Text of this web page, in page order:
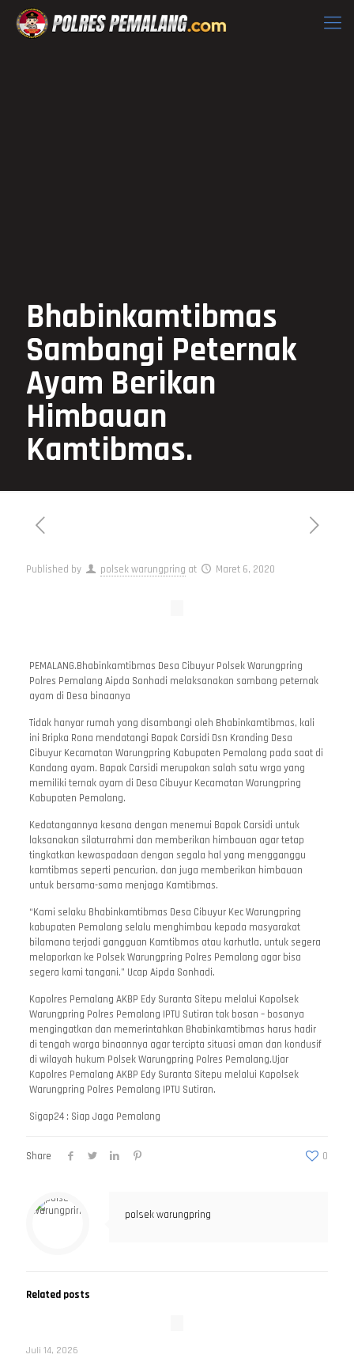
Bhabinkamtibmas
Sambangi Peternak
Ayam Berikan
Himbauan
Kamtibmas.
Published by polsek warungpring at Maret 6, 2020
PEMALANG.Bhabinkamtibmas Desa Cibuyur Polsek Warungpring
Polres Pemalang Aipda Sonhadi melaksanakan sambang peternak
ayam di Desa binaanya
Tidak hanyar rumah yang disambangi oleh Bhabinkamtibmas, kali
ini Bripka Rona mendatangi Bapak Carsidi Dsn Kranding Desa
Cibuyur Kecamatan Warungpring Kabupaten Pemalang pada saat di
Kandang ayam. Bapak Carsidi merupakan salah satu wrga yang
memiliki ternak ayam di Desa Cibuyur Kecamatan Warungpring
Kabupaten Pemalang.
Kedatangannya kesana dengan menemui Bapak Carsidi untuk
laksanakan silaturrahmi dan memberikan himbauan agar tetap
tingkatkan kewaspadaan dengan segala hal yang mengganggu
kamtibmas seperti pencurian, dan juga memberikan himbauan
untuk bersama-sama menjaga Kamtibmas.
“Kami selaku Bhabinkamtibmas Desa Cibuyur Kec Warungpring
kabupaten Pemalang selalu menghimbau kepada masyarakat
bilamana terjadi gangguan Kamtibmas atau karhutla, untuk segera
melaporkan ke Polsek Warungpring Polres Pemalang agar bisa
segera kami tangani.” Ucap Aipda Sonhadi.
Kapolres Pemalang AKBP Edy Suranta Sitepu melalui Kapolsek
Warungpring Polres Pemalang IPTU Sutiran tak bosan – bosanya
mengingatkan dan memerintahkan Bhabinkamtibmas harus hadir
di tengah warga binaannya agar tercipta situasi aman dan kondusif
di wilayah hukum Polsek Warungpring Polres Pemalang.Ujar
Kapolres Pemalang AKBP Edy Suranta Sitepu melalui Kapolsek
Warungpring Polres Pemalang IPTU Sutiran.
Sigap24 : Siap Jaga Pemalang
Share 0
polsek warungpring
Related posts
Juli 14, 2026